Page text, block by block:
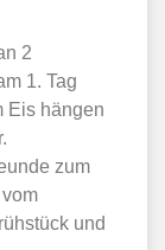
2
1. Tag
Eis hängen
zum
und